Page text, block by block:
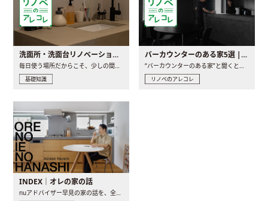
洗面所・洗面台リノベーションの事例と間取りアイデア
毎日使う場所だからこそ、少しの間取りの工夫や素材の選び方で..
基礎知識
バーカウンターのある家5選 | 日常に馴染む“距離の近い”キッチンとは
“バーカウンターのある家”と聞くと、少し特別な、大人のための..
リノベのアレコレ
INDEX｜オレの家の話
nuアドバイザー早見の家の話を、全4話でお届け。リノベーションを..